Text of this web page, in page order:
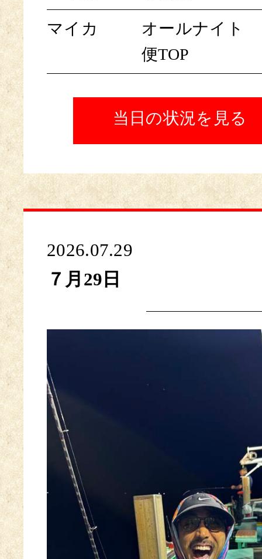
マイカ
オールナイト
便TOP
当日の状況を見る
2026.07.29
７月29日